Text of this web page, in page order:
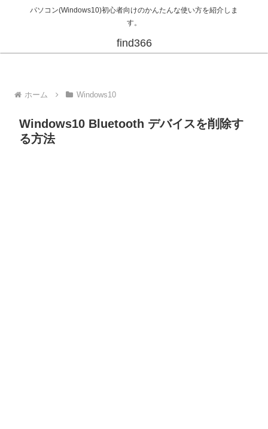
パソコン(Windows10)初心者向けのかんたんな使い方を紹介しま
す。
find366
ホーム Windows10
Windows10 Bluetooth デバイスを削除す
る方法